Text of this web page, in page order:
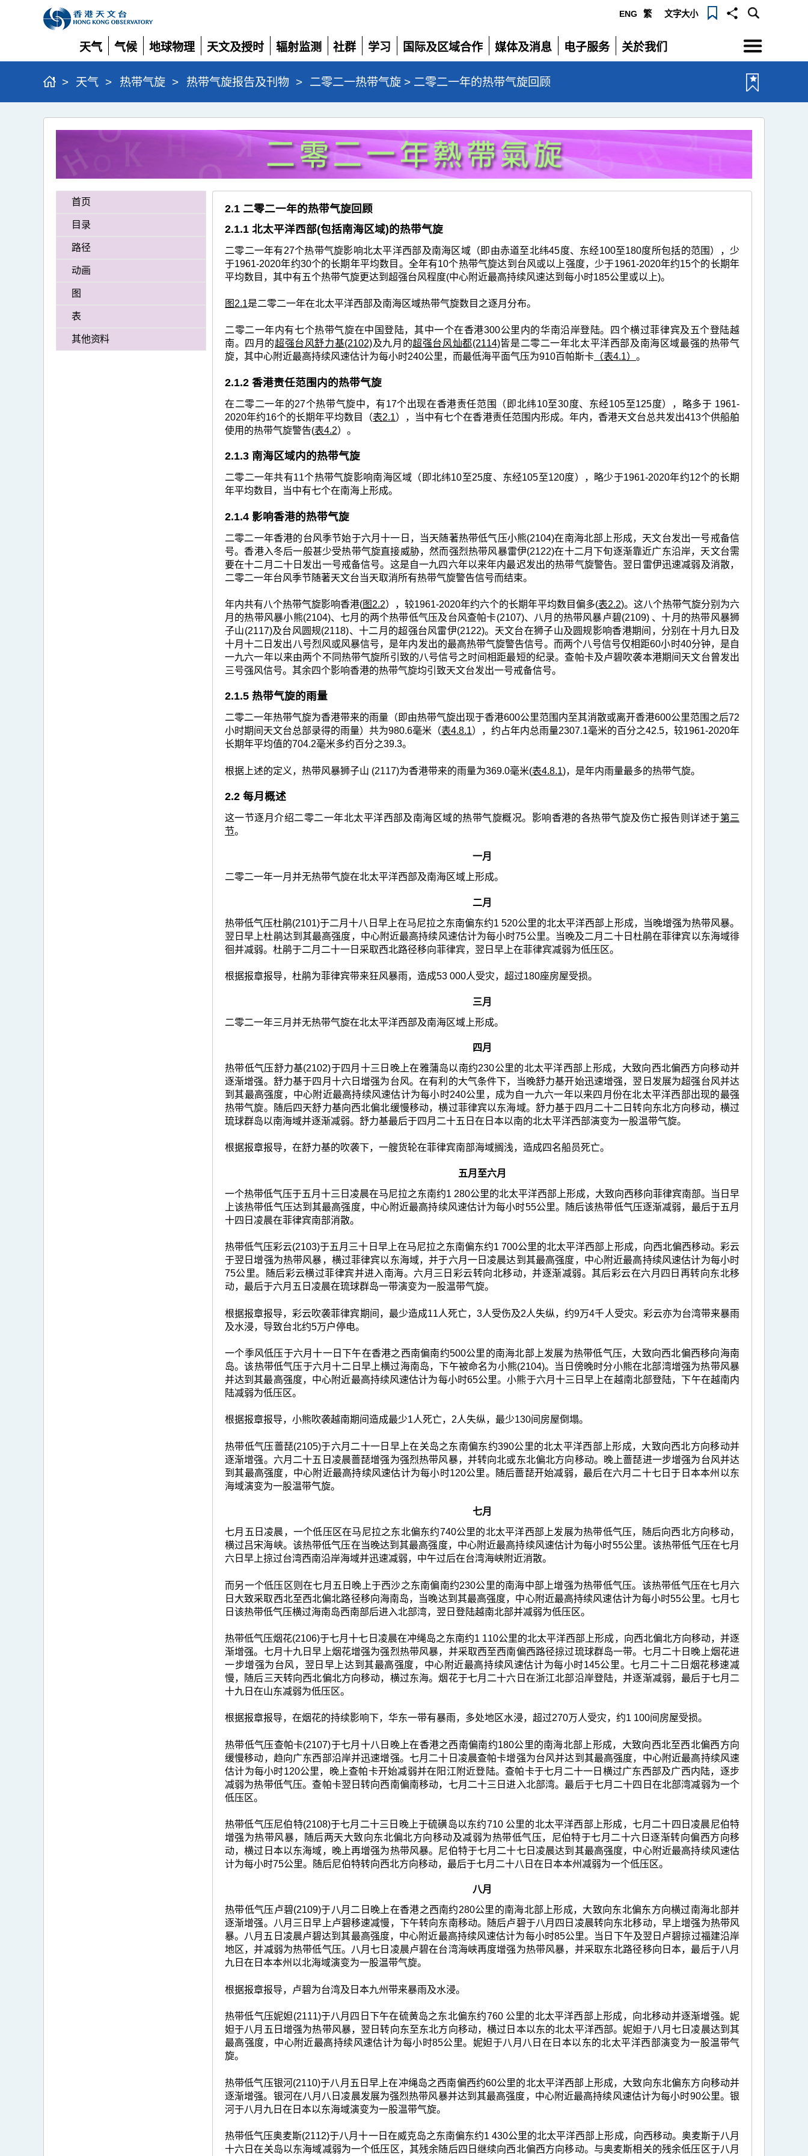
ENG 繁 文字大小
天气
展
开
气候
展
开
地球物理
展
开
天文及授时
展
开
辐射监测
展
开
社群
展
开
学习
展
开
国际及区域合作
展
开
媒体及消息
展
开
电子服务
展
关於我们
展
选
单
> 天气 > 热带气旋 > 热带气旋报告及刊物 > 二零二一热带气旋 > 二零二一年的热带气旋回顾
二
一
一
首页
目录
路径
动画
图
表
其他资料
2.1 二零二一年的热带气旋回顾
2.1.1 北太平洋西部(包括南海区域)的热带气旋
二零二一年有27个热带气旋影响北太平洋西部及南海区域（即由赤道至北纬45度、东经100至180度所包括的范围），少
于1961-2020年约30个的长期年平均数目。全年有10个热带气旋达到台风或以上强度，少于1961-2020年约15个的长期年
平均数目，其中有五个热带气旋更达到超强台风程度(中心附近最高持续风速达到每小时185公里或以上)。
图2.1是二零二一年在北太平洋西部及南海区域热带气旋数目之逐月分布。
二零二一年内有七个热带气旋在中国登陆，其中一个在香港300公里内的华南沿岸登陆。四个横过菲律宾及五个登陆越
南。四月的超强台风舒力基(2102)及九月的超强台风灿都(2114)皆是二零二一年北太平洋西部及南海区域最强的热带气
旋，其中心附近最高持续风速估计为每小时240公里，而最低海平面气压为910百帕斯卡 （表4.1） 。
2.1.2 香港责任范围内的热带气旋
在二零二一年的27个热带气旋中，有17个出现在香港责任范围（即北纬10至30度、东经105至125度），略多于 1961-
2020年约16个的长期年平均数目（表2.1），当中有七个在香港责任范围内形成。年内，香港天文台总共发出413个供船舶
使用的热带气旋警告(表4.2）。
2.1.3 南海区域内的热带气旋
二零二一年共有11个热带气旋影响南海区域（即北纬10至25度、东经105至120度），略少于1961-2020年约12个的长期
年平均数目，当中有七个在南海上形成。
2.1.4 影响香港的热带气旋
二零二一年香港的台风季节始于六月十一日，当天随著热带低气压小熊(2104)在南海北部上形成，天文台发出一号戒备信
号。香港入冬后一般甚少受热带气旋直接威胁，然而强烈热带风暴雷伊(2122)在十二月下旬逐渐靠近广东沿岸，天文台需
要在十二月二十日发出一号戒备信号。这是自一九四六年以来年内最迟发出的热带气旋警告。翌日雷伊迅速减弱及消散，
二零二一年台风季节随著天文台当天取消所有热带气旋警告信号而结束。
年内共有八个热带气旋影响香港(图2.2），较1961-2020年约六个的长期年平均数目偏多(表2.2)。这八个热带气旋分别为六
月的热带风暴小熊(2104)、七月的两个热带低气压及台风查帕卡(2107)、八月的热带风暴卢碧(2109) 、十月的热带风暴狮
子山(2117)及台风圆规(2118)、十二月的超强台风雷伊(2122)。天文台在狮子山及圆规影响香港期间，分别在十月九日及
十月十二日发出八号烈风或风暴信号，是年内发出的最高热带气旋警告信号。而两个八号信号仅相距60小时40分钟，是自
一九六一年以来由两个不同热带气旋所引致的八号信号之时间相距最短的纪录。查帕卡及卢碧吹袭本港期间天文台曾发出
三号强风信号。其余四个影响香港的热带气旋均引致天文台发出一号戒备信号。
2.1.5 热带气旋的雨量
二零二一年热带气旋为香港带来的雨量（即由热带气旋出现于香港600公里范围内至其消散或离开香港600公里范围之后72
小时期间天文台总部录得的雨量）共为980.6毫米（表4.8.1），约占年内总雨量2307.1毫米的百分之42.5，较1961-2020年
长期年平均值的704.2毫米多约百分之39.3。
根据上述的定义，热带风暴狮子山 (2117)为香港带来的雨量为369.0毫米(表4.8.1)，是年内雨量最多的热带气旋。
2.2 每月概述
这一节逐月介绍二零二一年北太平洋西部及南海区域的热带气旋概况。影响香港的各热带气旋及伤亡报告则详述于第三
节。
一月
二零二一年一月并无热带气旋在北太平洋西部及南海区域上形成。
二月
热带低气压杜鹃(2101)于二月十八日早上在马尼拉之东南偏东约1 520公里的北太平洋西部上形成，当晚增强为热带风暴。
翌日早上杜鹃达到其最高强度，中心附近最高持续风速估计为每小时75公里。当晚及二月二十日杜鹃在菲律宾以东海域徘
徊并减弱。杜鹃于二月二十一日采取西北路径移向菲律宾，翌日早上在菲律宾减弱为低压区。
根据报章报导，杜鹃为菲律宾带来狂风暴雨，造成53 000人受灾，超过180座房屋受损。
三月
二零二一年三月并无热带气旋在北太平洋西部及南海区域上形成。
四月
热带低气压舒力基(2102)于四月十三日晚上在雅蒲岛以南约230公里的北太平洋西部上形成，大致向西北偏西方向移动并
逐渐增强。舒力基于四月十六日增强为台风。在有利的大气条件下，当晚舒力基开始迅速增强，翌日发展为超强台风并达
到其最高强度，中心附近最高持续风速估计为每小时240公里，成为自一九六一年以来四月份在北太平洋西部出现的最强
热带气旋。随后四天舒力基向西北偏北缓慢移动，横过菲律宾以东海域。舒力基于四月二十二日转向东北方向移动，横过
琉球群岛以南海域并逐渐减弱。舒力基最后于四月二十五日在日本以南的北太平洋西部演变为一股温带气旋。
根据报章报导，在舒力基的吹袭下，一艘货轮在菲律宾南部海域搁浅，造成四名船员死亡。
五月至六月
一个热带低气压于五月十三日凌晨在马尼拉之东南约1 280公里的北太平洋西部上形成，大致向西移向菲律宾南部。当日早
上该热带低气压达到其最高强度，中心附近最高持续风速估计为每小时55公里。随后该热带低气压逐渐减弱，最后于五月
十四日凌晨在菲律宾南部消散。
热带低气压彩云(2103)于五月三十日早上在马尼拉之东南偏东约1 700公里的北太平洋西部上形成，向西北偏西移动。彩云
于翌日增强为热带风暴，横过菲律宾以东海域，并于六月一日凌晨达到其最高强度，中心附近最高持续风速估计为每小时
75公里。随后彩云横过菲律宾并进入南海。六月三日彩云转向北移动，并逐渐减弱。其后彩云在六月四日再转向东北移
动，最后于六月五日凌晨在琉球群岛一带演变为一股温带气旋。
根据报章报导，彩云吹袭菲律宾期间，最少造成11人死亡，3人受伤及2人失纵，约9万4千人受灾。彩云亦为台湾带来暴雨
及水浸，导致台北约5万户停电。
一个季风低压于六月十一日下午在香港之西南偏南约500公里的南海北部上发展为热带低气压，大致向西北偏西移向海南
岛。该热带低气压于六月十二日早上横过海南岛，下午被命名为小熊(2104)。当日傍晚时分小熊在北部湾增强为热带风暴
并达到其最高强度，中心附近最高持续风速估计为每小时65公里。小熊于六月十三日早上在越南北部登陆，下午在越南内
陆减弱为低压区。
根据报章报导，小熊吹袭越南期间造成最少1人死亡，2人失纵，最少130间房屋倒塌。
热带低气压蔷琵(2105)于六月二十一日早上在关岛之东南偏东约390公里的北太平洋西部上形成，大致向西北方向移动并
逐渐增强。六月二十五日凌晨蔷琵增强为强烈热带风暴，并转向北或东北偏北方向移动。晚上蔷琵进一步增强为台风并达
到其最高强度，中心附近最高持续风速估计为每小时120公里。随后蔷琵开始减弱，最后在六月二十七日于日本本州以东
海域演变为一股温带气旋。
七月
七月五日凌晨，一个低压区在马尼拉之东北偏东约740公里的北太平洋西部上发展为热带低气压，随后向西北方向移动，
横过吕宋海峡。该热带低气压在当晚达到其最高强度，中心附近最高持续风速估计为每小时55公里。该热带低气压在七月
六日早上掠过台湾西南沿岸海域并迅速减弱，中午过后在台湾海峡附近消散。
而另一个低压区则在七月五日晚上于西沙之东南偏南约230公里的南海中部上增强为热带低气压。该热带低气压在七月六
日大致采取西北至西北偏北路径移向海南岛，当晚达到其最高强度，中心附近最高持续风速估计为每小时55公里。七月七
日该热带低气压横过海南岛西南部后进入北部湾，翌日登陆越南北部并减弱为低压区。
热带低气压烟花(2106)于七月十七日凌晨在冲绳岛之东南约1 110公里的北太平洋西部上形成，向西北偏北方向移动，并逐
渐增强。七月十九日早上烟花增强为强烈热带风暴，并采取西至西南偏西路径掠过琉球群岛一带。七月二十日晚上烟花进
一步增强为台风，翌日早上达到其最高强度，中心附近最高持续风速估计为每小时145公里。七月二十二日烟花移速减
慢，随后三天转向西北偏北方向移动，横过东海。烟花于七月二十六日在浙江北部沿岸登陆，并逐渐减弱，最后于七月二
十九日在山东减弱为低压区。
根据报章报导，在烟花的持续影响下，华东一带有暴雨，多处地区水浸，超过270万人受灾，约1 100间房屋受损。
热带低气压查帕卡(2107)于七月十八日晚上在香港之西南偏南约180公里的南海北部上形成，大致向西北至西北偏西方向
缓慢移动，趋向广东西部沿岸并迅速增强。七月二十日凌晨查帕卡增强为台风并达到其最高强度，中心附近最高持续风速
估计为每小时120公里，晚上查帕卡开始减弱并在阳江附近登陆。查帕卡于七月二十一日横过广东西部及广西内陆，逐步
减弱为热带低气压。查帕卡翌日转向西南偏南移动，七月二十三日进入北部湾。最后于七月二十四日在北部湾减弱为一个
低压区。
热带低气压尼伯特(2108)于七月二十三日晚上于硫磺岛以东约710 公里的北太平洋西部上形成，七月二十四日凌晨尼伯特
增强为热带风暴，随后两天大致向东北偏北方向移动及减弱为热带低气压，尼伯特于七月二十六日逐渐转向偏西方向移
动，横过日本以东海域，晚上再增强为热带风暴。尼伯特于七月二十七日凌晨达到其最高强度，中心附近最高持续风速估
计为每小时75公里。随后尼伯特转向西北方向移动，最后于七月二十八日在日本本州减弱为一个低压区。
八月
热带低气压卢碧(2109)于八月二日晚上在香港之西南约280公里的南海北部上形成，大致向东北偏东方向横过南海北部并
逐渐增强。八月三日早上卢碧移速减慢，下午转向东南移动。随后卢碧于八月四日凌晨转向东北移动，早上增强为热带风
暴。八月五日凌晨卢碧达到其最高强度，中心附近最高持续风速估计为每小时85公里。当日下午及翌日卢碧掠过福建沿岸
地区，并减弱为热带低气压。八月七日凌晨卢碧在台湾海峡再度增强为热带风暴，并采取东北路径移向日本，最后于八月
九日在日本本州以北海域演变为一股温带气旋。
根据报章报导，卢碧为台湾及日本九州带来暴雨及水浸。
热带低气压妮妲(2111)于八月四日下午在硫黄岛之东北偏东约760 公里的北太平洋西部上形成，向北移动并逐渐增强。妮
妲于八月五日增强为热带风暴，翌日转向东至东北方向移动，横过日本以东的北太平洋西部。妮妲于八月七日凌晨达到其
最高强度，中心附近最高持续风速估计为每小时85公里。妮妲于八月八日在日本以东的北太平洋西部演变为一股温带气
旋。
热带低气压银河(2110)于八月五日早上在冲绳岛之西南偏西约60公里的北太平洋西部上形成，大致向东北偏东方向移动并
逐渐增强。银河在八月八日凌晨发展为强烈热带风暴并达到其最高强度，中心附近最高持续风速估计为每小时90公里。银
河于八月九日在日本以东海域演变为一股温带气旋。
热带低气压奥麦斯(2112)于八月十一日在威克岛之东南偏东约1 430公里的北太平洋西部上形成，向西移动。奥麦斯于八月
十六日在关岛以东海域减弱为一个低压区，其残余随后四日继续向西北偏西方向移动。与奥麦斯相关的残余低压区于八月